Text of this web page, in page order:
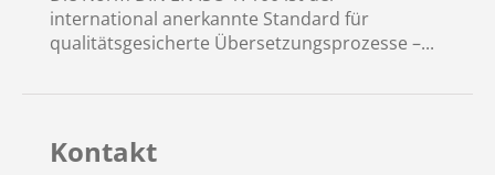
international anerkannte Standard für
qualitätsgesicherte Übersetzungsprozesse –...
Kontakt